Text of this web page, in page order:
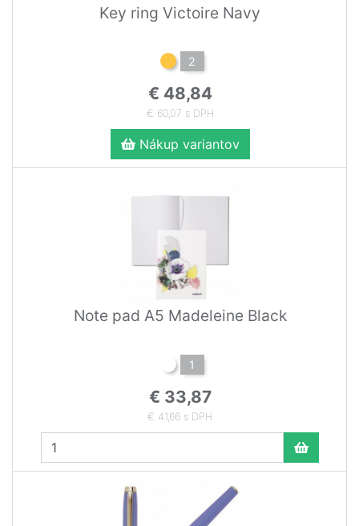
Key ring Victoire Navy
2
€ 48,84
€ 60,07 s DPH
Nákup variantov
Note pad A5 Madeleine Black
1
€ 33,87
€ 41,66 s DPH